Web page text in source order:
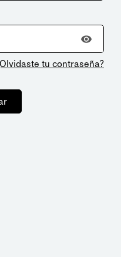
tu contraseña?